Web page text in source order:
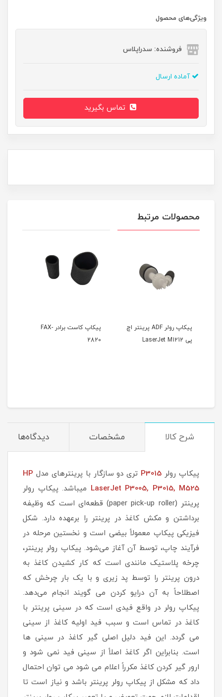
ویژگی‌های محصول
فروشنده: سدراپلاس
آماده ارسال
محصولات مرتبط
پیکاپ رولر ADF پرینتر اچ
پی LaserJet M1212
پیکاپ کاست برادر FAX-
2820
شرح کالا مشخصات دیدگاه‌ها
پیکاپ رولر P3015 تری دو سازگار با پرینترهای مدل HP
LaserJet P3005, P3015, M525 میباشد. پیکاپ رولر
پرینتر (paper pick-up roller) قطعه‌ای است که وظیفه
برداشتن و مکش کاغذ در پرینتر را برعهده دارد. شکل
فیزیکی پیکاپ معمولاً بیضی است و نخستین مرحله در
فرآیند چاپ، توسط آن آغاز می‌شود. پیکاپ رولر پرینتر،
چرخه پلاستیک مانندی است که کار کشیدن کاغذ به
درون پرینتر را توسط پد زیری و با یک بار چرخش که
اصطلاحاً به آن درایو کردن می گویند انجام می‌دهد.
پیکاپ رولر در واقع فیدی است که در سینی پرینتر با
کاغذ در تماس است و سبب فید اولیه کاغذ از سینی
می گردد. این فید دلیل اصلی گیر کاغذ در سینی ها
است. بنابراین اگر کاغذ اصلاً از سینی فید نمی شود و
ارور گیر کردن کاغذ مکرراً اعلام می شود می توان احتمال
داد که مشکل از پیکاپ رولر پرینتر باشد و نیاز است تا